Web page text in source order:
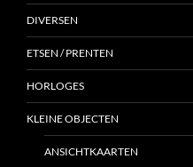
DIVERSEN
ETSEN / PRENTEN
HORLOGES
KLEINE OBJECTEN
ANSICHTKAARTEN